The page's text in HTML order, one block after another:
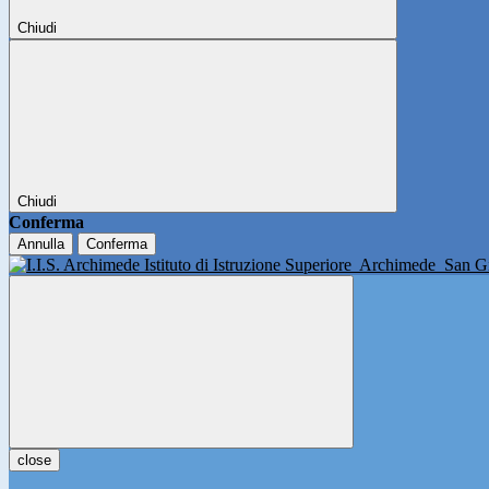
Chiudi
Chiudi
Conferma
Annulla Conferma
Istituto di Istruzione Superiore Archimede San
close